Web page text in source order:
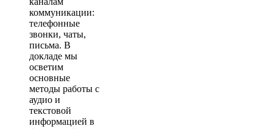
коммуникации:
телефонные
звонки, чаты,
письма. В
докладе мы
осветим
основные
методы работы с
аудио и
текстовой
информацией в